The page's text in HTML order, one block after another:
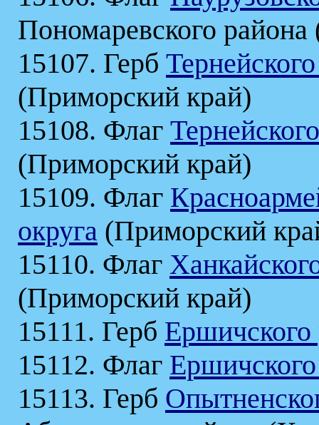
Пономаревского района
15107. Герб
(Приморский край)
15108. Флаг
(Приморский край)
15109. Флаг
округа (Приморский
15110. Флаг
(Приморский край)
15111. Герб Ершичского
15112. Флаг
15113. Герб